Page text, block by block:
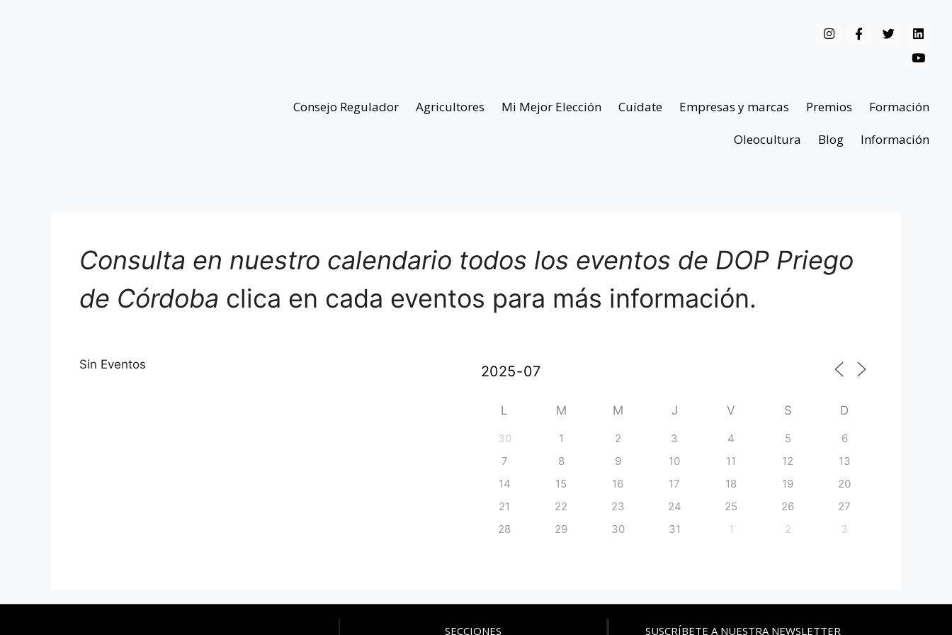
Consejo Regulador Agricultores Mi Mejor Elección Cuídate Empresas y marcas Premios
Formación
Oleocultura
Blog Información
Consulta en nuestro calendario todos los eventos de DOP Priego
de Córdoba clica en cada eventos para más información.
Sin Eventos
L M M J V S D
30 1 2 3 4 5
6
7
8 9 10 11 12
13
14
15 16 17 18 19
20
21
22 23 24 25 26
27
28
29 30 31 1 2 3
SECCIONES SUSCRÍBETE A NUESTRA NEWSLETTER